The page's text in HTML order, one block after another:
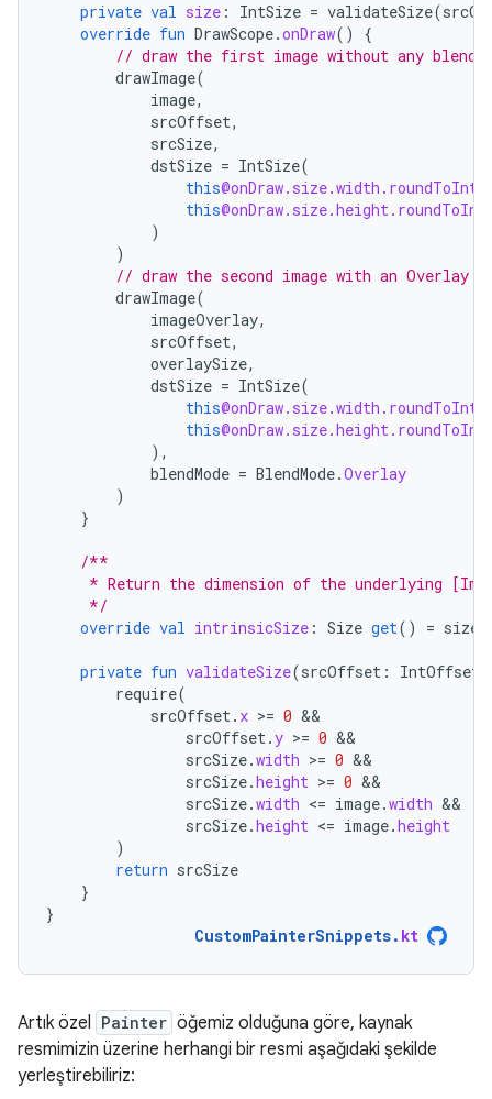
private val size : IntSize = validateSize(
override fun DrawScope.onDraw()
{
// draw the first image without any blend
drawImage(
image,
srcOffset,
srcSize,
dstSize = IntSize(
this@onDraw.size.width.roundToInt
this@onDraw.size.height.roundToInt
)
)
// draw the second image with an Overlay
drawImage(
imageOverlay,
srcOffset,
overlaySize,
dstSize = IntSize(
this@onDraw.size.width.roundToInt
this@onDraw.size.height.roundToInt
),
blendMode = BlendMode.Overlay
)
}
/**
* Return the dimension of the underlying
     */
override val intrinsicSize : Size get() = size
private fun validateSize(srcOffset : IntOffset
require(
srcOffset. x >= 0
srcOffset.y >= 0
srcSize.width >= 0
srcSize.height >= 0
srcSize.width <= image.width
srcSize.height <= image.height
)
return srcSize
}
}
CustomPainterSnippets. kt
Artık özel Painter öğemiz olduğuna göre, kaynak
resmimizin üzerine herhangi bir resmi aşağıdaki şekilde
yerleştirebiliriz: